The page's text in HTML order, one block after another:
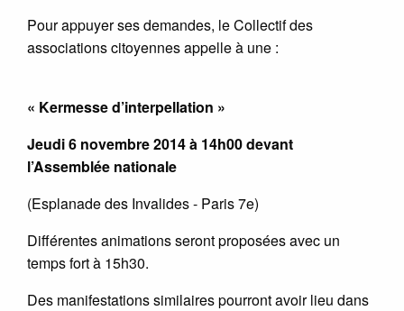
Pour appuyer ses demandes, le Collectif des
associations citoyennes appelle à une :
« Kermesse d’interpellation »
Jeudi 6 novembre 2014 à 14h00 devant
l’Assemblée nationale
(Esplanade des Invalides - Paris 7e)
Différentes animations seront proposées avec un
temps fort à 15h30.
Des manifestations similaires pourront avoir lieu dans